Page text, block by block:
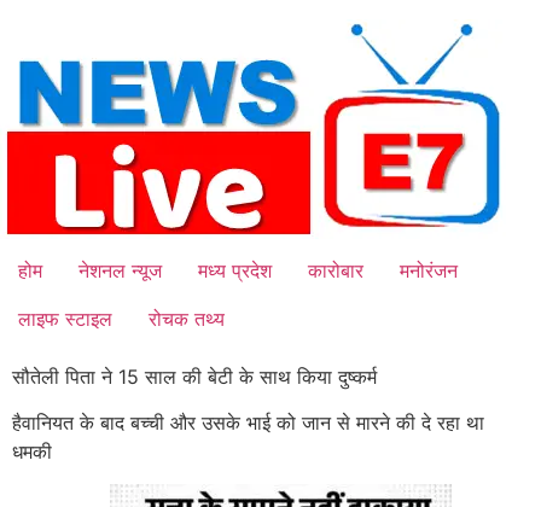
content
होम नेशनल न्यूज मध्य प्रदेश कारोबार
मनोरंजन
लाइफ स्टाइल
रोचक तथ्य
सौतेली पिता ने 15 साल की बेटी के साथ किया दुष्कर्म
हैवानियत के बाद बच्ची और उसके भाई को जान से मारने की दे रहा था
धमकी